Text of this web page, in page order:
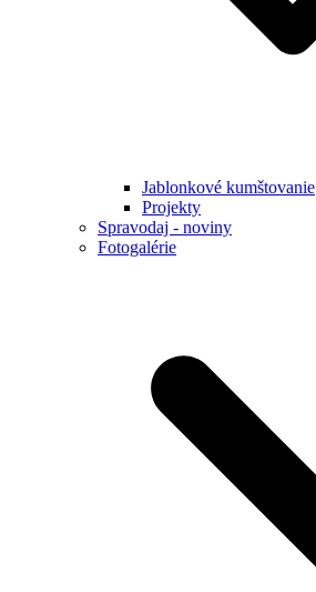
Jablonkové kumštovanie
Projekty
Spravodaj - noviny
Fotogalérie